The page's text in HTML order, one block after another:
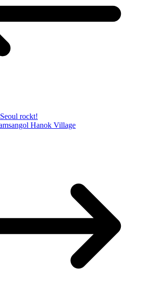
rockt!
Hanok Village